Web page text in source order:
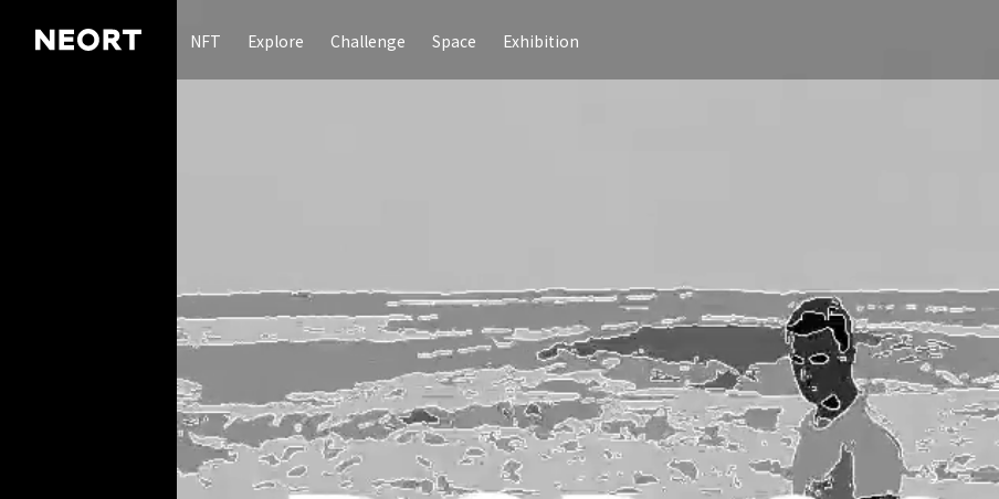
NFT Explore Challenge Space Exhibition